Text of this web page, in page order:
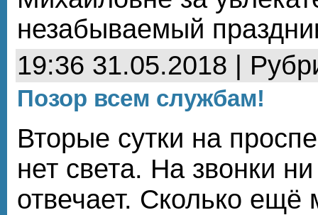
незабываемый
19:36 31.05.2018 |
Позор всем службам!
Вторые сутки на
нет света. На звонки
отвечает. Сколько ещё